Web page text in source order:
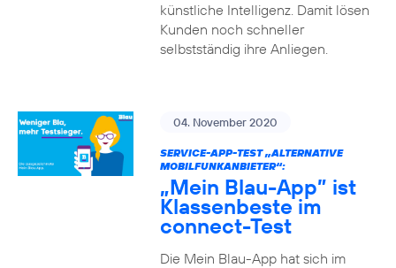
künstliche Intelligenz. Damit lösen
Kunden noch schneller
selbstständig ihre Anliegen.
04. November 2020
SERVICE-APP-TEST „ALTERNATIVE
MOBILFUNKANBIETER“:
„Mein Blau-App” ist
Klassenbeste im
connect-Test
Die Mein Blau-App hat sich im